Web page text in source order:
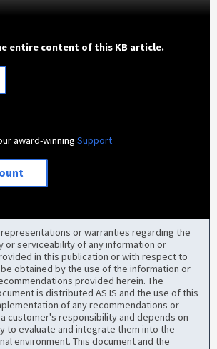
entire content of this KB article.
award-winningSupport
or warranties regarding the
or serviceability of any information or
in this publication or with respect to
obtained by the use of the information or
provided herein. The
is distributed AS IS and the use of this
of any recommendations or
customer's responsibility and depends on
to evaluate and integrate them into the
environment. This document and the